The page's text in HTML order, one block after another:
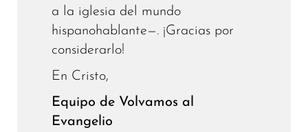
a la iglesia del mundo
hispanohablante—. ¡Gracias por
considerarlo!
En Cristo,
Equipo de Volvamos al
Evangelio